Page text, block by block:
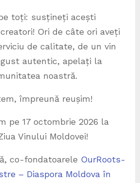
toți: susțineți acești
Ori de câte ori aveți
de calitate, de un vin
autentic, apelați la
noastră.
împreună reușim!
pe 17 octombrie 2026 la
Vinului Moldovei!
co-fondatoarele OurRoots-
– Diaspora Moldova în